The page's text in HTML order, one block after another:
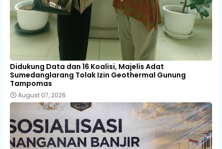
Didukung Data dan 16 Koalisi, Majelis Adat
Sumedanglarang Tolak Izin Geothermal Gunung
Tampomas
August 07, 2026